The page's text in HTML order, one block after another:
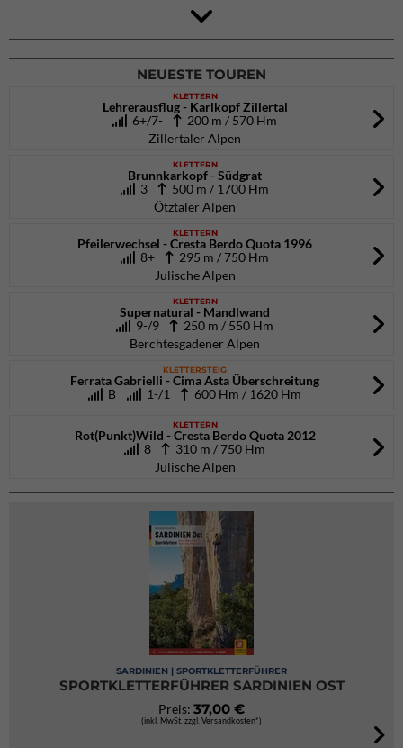
Rock Master Arco
Arco (IT)
02.10.2026bis 04.10.2026
NEUESTE TOUREN
KLETTERN
Lehrerausflug - Karlkopf Zillertal
6+/7-
200 m / 570 Hm
Zillertaler Alpen
KLETTERN
Brunnkarkopf - Südgrat
3
500 m / 1700 Hm
Ötztaler Alpen
KLETTERN
Pfeilerwechsel - Cresta Berdo Quota 1996
8+
295 m / 750 Hm
Julische Alpen
KLETTERN
Supernatural - Mandlwand
9-/9
250 m / 550 Hm
Berchtesgadener Alpen
KLETTERSTEIG
Ferrata Gabrielli - Cima Asta Überschreitung
B
1-/1 600 Hm / 1620 Hm
KLETTERN
Rot(Punkt)Wild - Cresta Berdo Quota 2012
8
310 m / 750 Hm
Julische Alpen
SARDINIEN | SPORTKLETTERFÜHRER
SPORTKLETTERFÜHRER SARDINIEN OST
Preis: 37,00 €
(inkl. MwSt. zzgl. Versandkosten*)